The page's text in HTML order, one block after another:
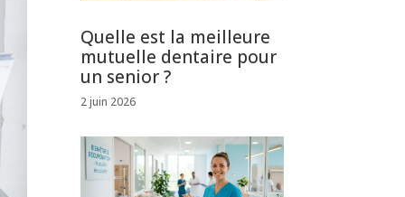
Quelle est la meilleure
mutuelle dentaire pour
un senior ?
2 juin 2026